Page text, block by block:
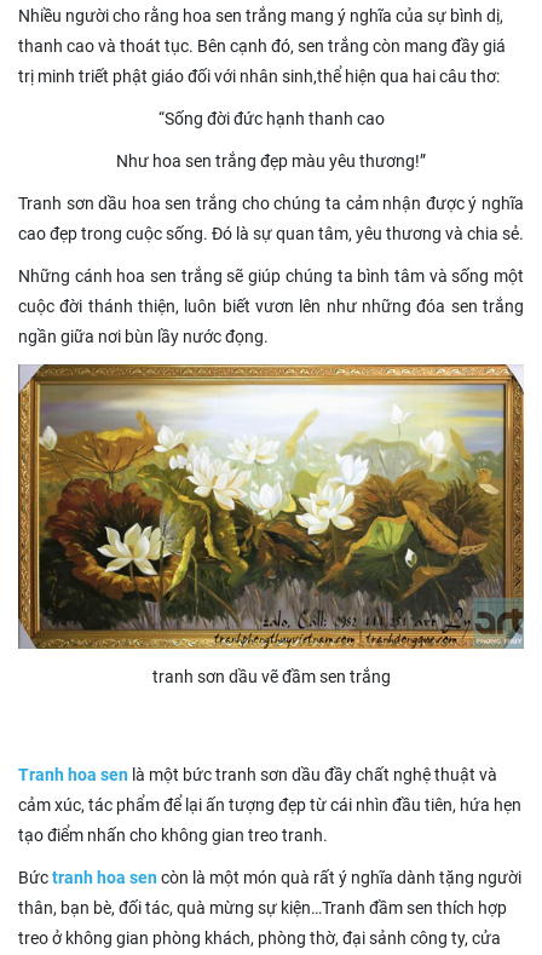
Nhiều người cho rằng hoa sen trắng mang ý nghĩa của sự bình dị,
thanh cao và thoát tục. Bên cạnh đó, sen trắng còn mang đầy giá
trị minh triết phật giáo đối với nhân sinh,thể hiện qua hai câu thơ:
“Sống đời đức hạnh thanh cao
Như hoa sen trắng đẹp màu yêu thương!”
Tranh sơn dầu hoa sen trắng cho chúng ta cảm nhận được ý nghĩa
cao đẹp trong cuộc sống. Đó là sự quan tâm, yêu thương và chia sẻ.
Những cánh hoa sen trắng sẽ giúp chúng ta bình tâm và sống một
cuộc đời thánh thiện, luôn biết vươn lên như những đóa sen trắng
ngần giữa nơi bùn lầy nước đọng.
tranh sơn dầu vẽ đầm sen trắng
Tranh hoa sen là một bức tranh sơn dầu đầy chất nghệ thuật và
cảm xúc, tác phẩm để lại ấn tượng đẹp từ cái nhìn đầu tiên, hứa hẹn
tạo điểm nhấn cho không gian treo tranh.
Bứctranh hoa sencòn là một món quà rất ý nghĩa dành tặng người
thân, bạn bè, đối tác, quà mừng sự kiện…Tranh đầm sen thích hợp
treo ở không gian phòng khách, phòng thờ, đại sảnh công ty, cửa